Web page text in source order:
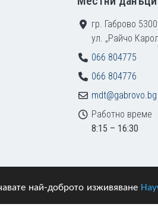
най-доброто изживяване
гр. Габрово 5300
ул. „Райчо
066 804775
066 804776
mdt@gabrovo.bg
Работно време
8:15 – 16:30